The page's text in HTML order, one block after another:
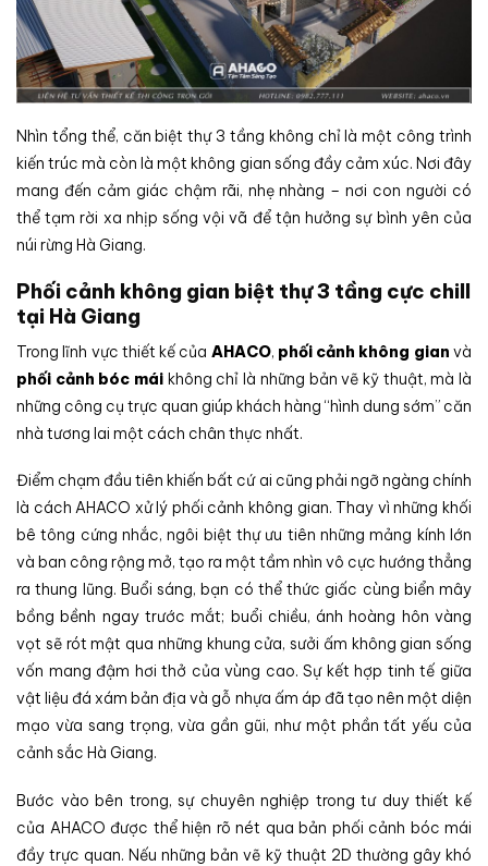
Nhìn tổng thể, căn biệt thự 3 tầng không chỉ là một công trình
kiến trúc mà còn là một không gian sống đầy cảm xúc. Nơi đây
mang đến cảm giác chậm rãi, nhẹ nhàng – nơi con người có
thể tạm rời xa nhịp sống vội vã để tận hưởng sự bình yên của
núi rừng Hà Giang.
Phối cảnh không gian biệt thự 3 tầng cực chill
tại Hà Giang
Trong lĩnh vực thiết kế của AHACO, phối cảnh không gian và
phối cảnh bóc mái không chỉ là những bản vẽ kỹ thuật, mà là
những công cụ trực quan giúp khách hàng “hình dung sớm” căn
nhà tương lai một cách chân thực nhất.
Điểm chạm đầu tiên khiến bất cứ ai cũng phải ngỡ ngàng chính
là cách AHACO xử lý phối cảnh không gian. Thay vì những khối
bê tông cứng nhắc, ngôi biệt thự ưu tiên những mảng kính lớn
và ban công rộng mở, tạo ra một tầm nhìn vô cực hướng thẳng
ra thung lũng. Buổi sáng, bạn có thể thức giấc cùng biển mây
bồng bềnh ngay trước mắt; buổi chiều, ánh hoàng hôn vàng
vọt sẽ rót mật qua những khung cửa, sưởi ấm không gian sống
vốn mang đậm hơi thở của vùng cao. Sự kết hợp tinh tế giữa
vật liệu đá xám bản địa và gỗ nhựa ấm áp đã tạo nên một diện
mạo vừa sang trọng, vừa gần gũi, như một phần tất yếu của
cảnh sắc Hà Giang.
Bước vào bên trong, sự chuyên nghiệp trong tư duy thiết kế
của AHACO được thể hiện rõ nét qua bản phối cảnh bóc mái
đầy trực quan. Nếu những bản vẽ kỹ thuật 2D thường gây khó